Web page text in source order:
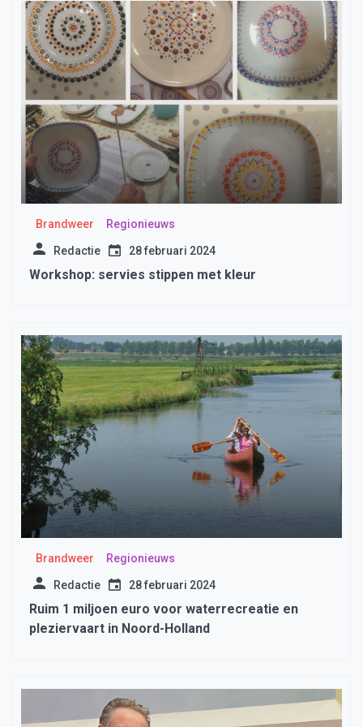
Brandweer Regionieuws
Redactie 28 februari 2024
Workshop: servies stippen met kleur
Brandweer Regionieuws
Redactie 28 februari 2024
Ruim 1 miljoen euro voor waterrecreatie en
pleziervaart in Noord-Holland